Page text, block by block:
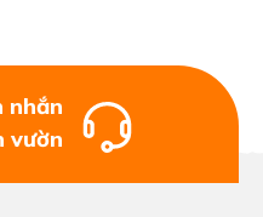
nhắn
vườn